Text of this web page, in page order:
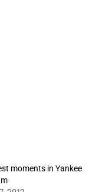
moments in Yankee